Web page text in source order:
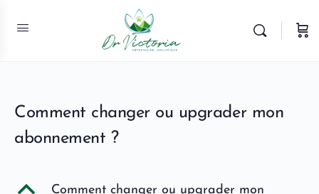
Comment changer ou upgrader mon
abonnement ?
B
Comment changer ou upgrader mon